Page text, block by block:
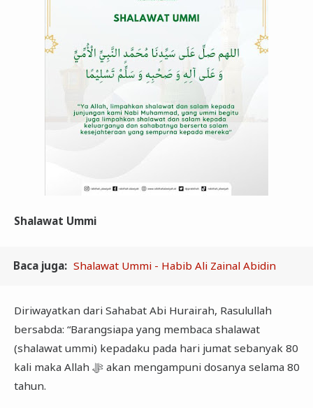
Shalawat Ummi
Baca juga: Shalawat Ummi - Habib Ali Zainal Abidin
Diriwayatkan dari Sahabat Abi Hurairah, Rasulullah
bersabda: “Barangsiapa yang membaca shalawat
(shalawat ummi) kepadaku pada hari jumat sebanyak 80
kali maka Allah ﷻ akan mengampuni dosanya selama 80
tahun.